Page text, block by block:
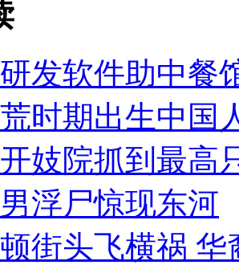
发软件助中餐
时期出生中国
妓院抓到最高
浮尸惊现东河
街头飞横祸